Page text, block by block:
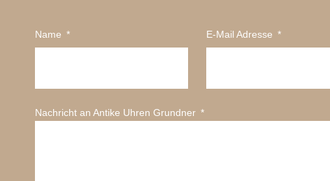
Name E-Mail Adresse
Nachricht an Antike Uhren Grundner